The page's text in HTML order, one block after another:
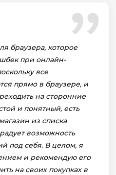
браузера, которое
при онлайн-
все
прямо в браузере, и
на сторонние
и понятный, есть
из списка
возможность
под себя. В целом, я
и рекомендую его
на своих покупках в